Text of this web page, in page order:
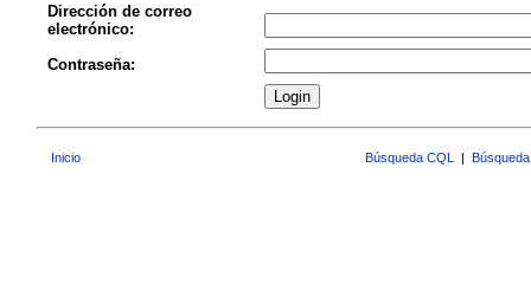
Dirección de correo
electrónico:
Contraseña:
Inicio Búsqueda CQL |